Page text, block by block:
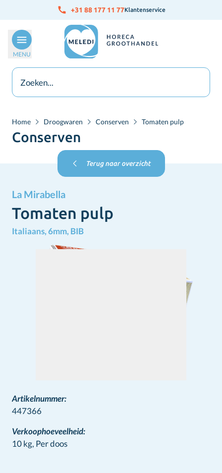
Ga naar de inhoud +31 88 177 11 77Klantenservice
MENU
Home Droogwaren Conserven Tomaten pulp
Conserven
Terug naar overzicht
La Mirabella
Tomaten pulp
Italiaans, 6mm, BIB
Artikelnummer:
447366
Verkoophoeveelheid:
10 kg, Per doos